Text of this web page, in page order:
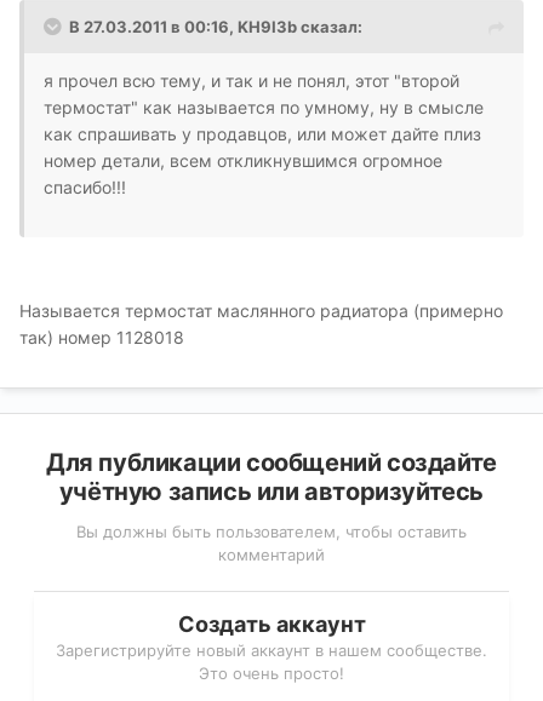
В 27.03.2011 в 00:16, KH9I3b сказал:
я прочел всю тему, и так и не понял, этот "второй
термостат" как называется по умному, ну в смысле
как спрашивать у продавцов, или может дайте плиз
номер детали, всем откликнувшимся огромное
спасибо!!!
Называется термостат маслянного радиатора (примерно
так) номер 1128018
Для публикации сообщений создайте
учётную запись или авторизуйтесь
Вы должны быть пользователем, чтобы оставить
комментарий
Создать аккаунт
Зарегистрируйте новый аккаунт в нашем сообществе.
Это очень просто!